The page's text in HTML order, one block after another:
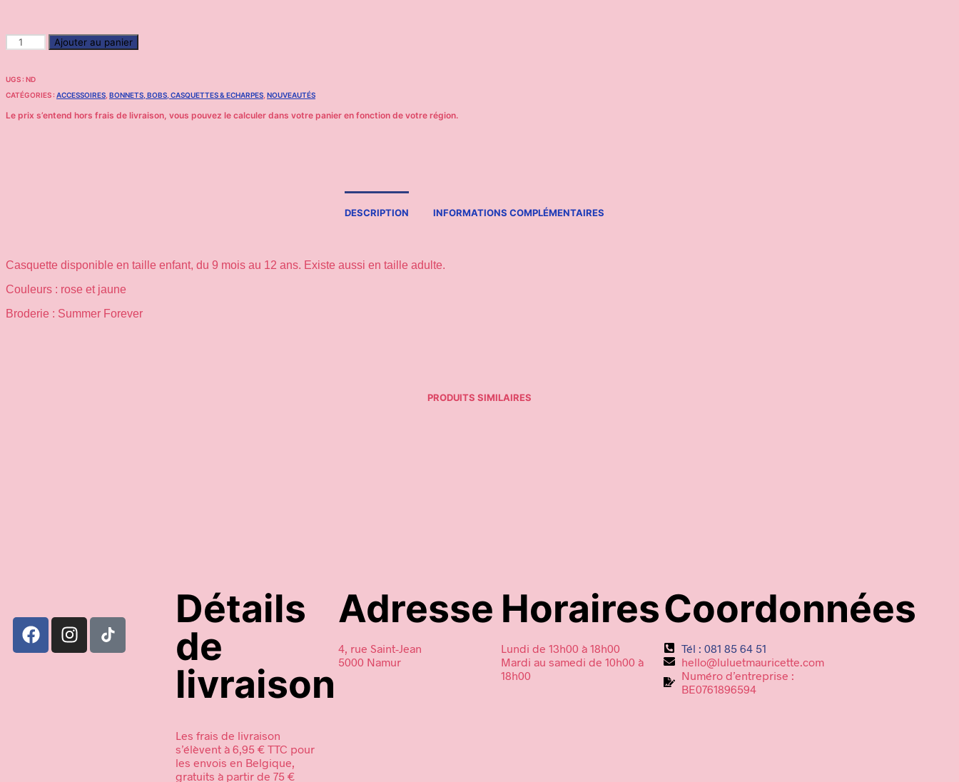
Ajouter au panier
UGS : ND
CATÉGORIES : ACCESSOIRES BONNETS, BOBS, CASQUETTES & ECHARPES NOUVEAUTÉS
DESCRIPTION INFORMATIONS COMPLÉMENTAIRES
Casquette disponible en taille enfant, du 9 mois au 12 ans. Existe aussi en taille adulte.
Couleurs : rose et jaune
Broderie : Summer Forever
PRODUITS SIMILAIRES
Détails
de
livraison
Les frais de livraison
s’élèvent à 6,95 € TTC pour
les envois en Belgique,
gratuits à partir de 75 €
Adresse
4, rue Saint-Jean
5000 Namur
Horaires
Lundi de 13h00 à 18h00
Mardi au samedi de 10h00 à
18h00
Coordonnées
Tél : 081 85 64 51
hello@luluetmauricette.com
Numéro d’entreprise :
BE0761896594